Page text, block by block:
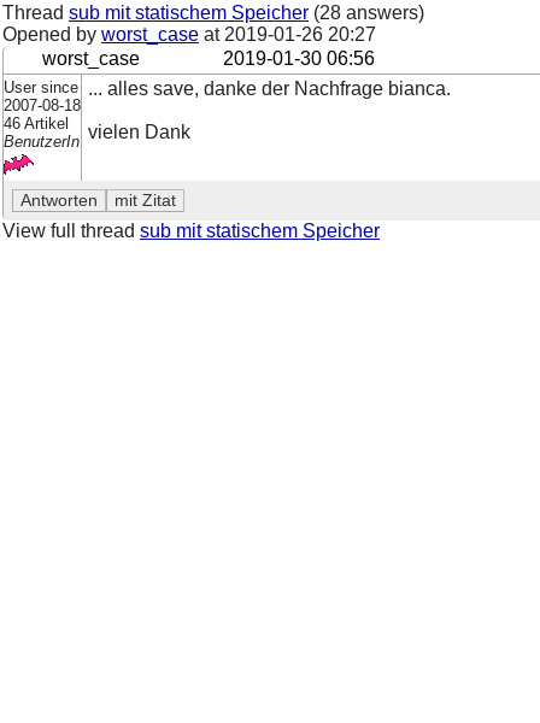
Thread sub mit statischem Speicher (28 answers)
Opened by worst_case at 2019-01-26 20:27
worst_case
2019-01-30 06:56
User since
2007-08-18
46 Artikel
BenutzerIn
... alles save, danke der Nachfrage bianca.
vielen Dank
View full thread sub mit statischem Speicher